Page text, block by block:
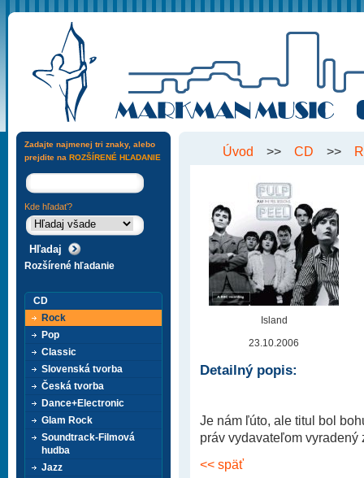
Úvod >> CD >>
Island
23.10.2006
Detailný popis:
Je nám ľúto, ale titul bol
práv vydavateľom vyradený
<< späť
Zadajte najmenej tri znaky, alebo
prejdite na ROZŠÍRENÉ HĽADANIE
Kde hľadať?
Rozšírené hľadanie
CD
Rock
Pop
Classic
Slovenská tvorba
Česká tvorba
Dance+Electronic
Glam Rock
Soundtrack-Filmová
hudba
Jazz